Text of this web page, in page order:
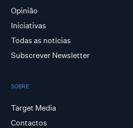
Opinião
Iniciativas
Todas as notícias
Subscrever Newsletter
SOBRE
Target Media
Contactos